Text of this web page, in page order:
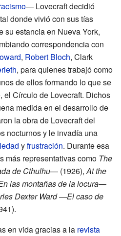
— Lovecraft decidió
donde vivió con sus tías
su estancia en Nueva York,
correspondencia con
, Robert Bloch, Clark
, para quienes trabajó como
de ellos formando lo que se
el Círculo de Lovecraft. Dichos
medida en el desarrollo de
la obra de Lovecraft del
nocturnos y le invadía una
yfrustración. Durante esa
más representativas como The
de Cthulhu— (1926),At the
las montañas de la locura—
Dexter Ward—El caso de
en vida gracias a la revista